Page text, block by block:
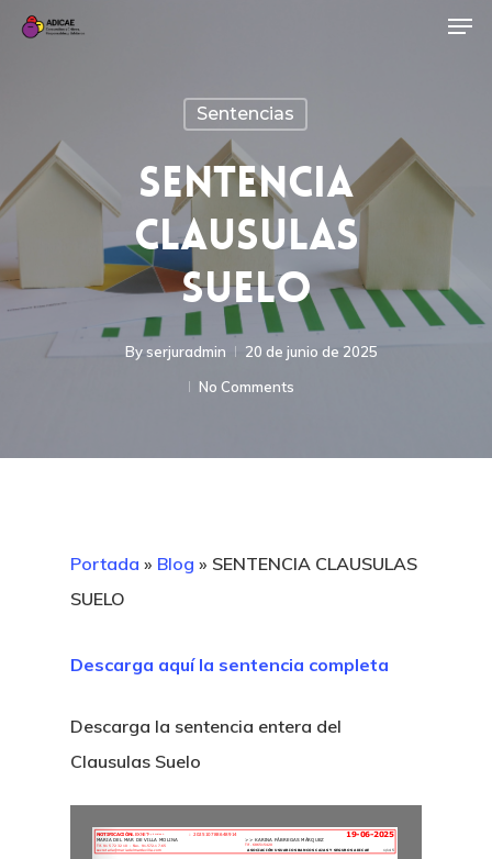
Sentencias
SENTENCIA
CLAUSULAS
SUELO
Byserjuradmin
20 de junio de 2025
No Comments
Portada » Blog » SENTENCIA CLAUSULAS
SUELO
Descarga aquí la sentencia completa
Descarga la sentencia entera del
Clausulas Suelo